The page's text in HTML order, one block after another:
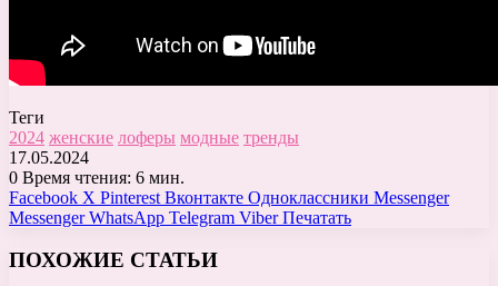
Теги
2024 женские лоферы модные тренды
17.05.2024
0 Время чтения: 6 мин.
Facebook X Pinterest Вконтакте Одноклассники Messenger
Messenger WhatsApp Telegram Viber Печатать
ПОХОЖИЕ СТАТЬИ